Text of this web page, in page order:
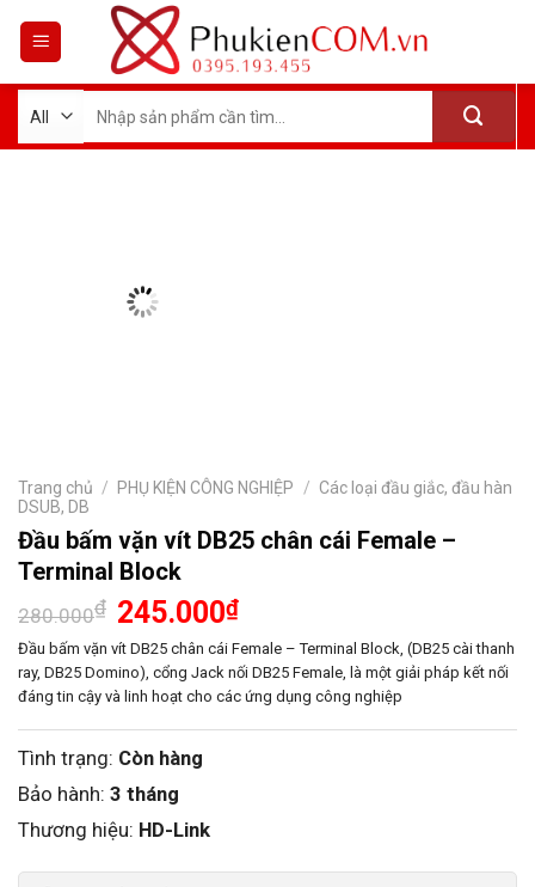
kiếm:
Trang chủ / PHỤ KIỆN CÔNG NGHIỆP / Các loại đầu giắc, đầu hàn
DSUB, DB
Đầu bấm vặn vít DB25 chân cái Female –
Terminal Block
280.000₫ Giá
gốc
là:
280.000₫.
245.000₫Giá
tại
là:
245.000₫.
Đầu bấm vặn vít DB25 chân cái Female – Terminal Block, (DB25 cài thanh
ray, DB25 Domino), cổng Jack nối DB25 Female, là một giải pháp kết nối
đáng tin cậy và linh hoạt cho các ứng dụng công nghiệp
Tình trạng: Còn hàng
Bảo hành: 3 tháng
Thương hiệu: HD-Link